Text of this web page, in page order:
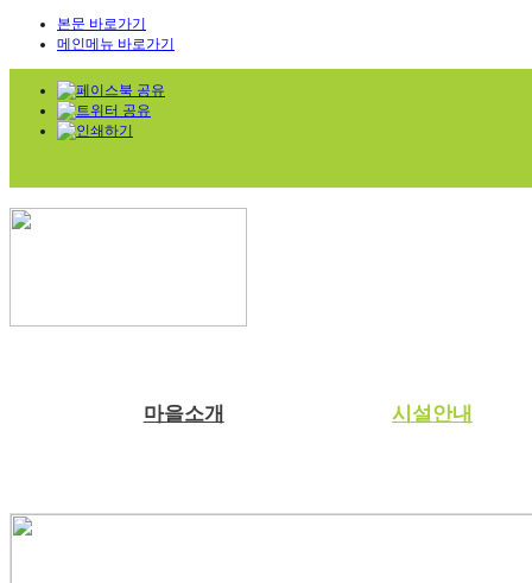
본문 바로가기
메인메뉴 바로가기
마을소개 시설안내